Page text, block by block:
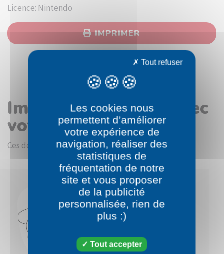
Licence: Nintendo
IMPRIMER
Images en rapport avec
votre choix
Ces dessins devraient vous intéresser.
Les cookies nous
permettent d’améliorer
votre expérience de
navigation, réaliser des
statistiques de
fréquentation de notre
site et vous proposer
de la publicité
personnalisée, rien de
plus :)
Tout accepter
Tout refuser